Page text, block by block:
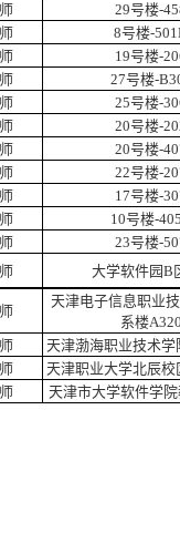
29号楼-
8号楼-
19号楼-
27号楼-
25号楼-
20号楼-
20号楼-
22号楼-
17号楼-
10号楼-
23号楼-
大学软件园B
天津电子信息职业
系楼
天津渤海职业技术学
天津职业大学北辰校
天津市大学软件学